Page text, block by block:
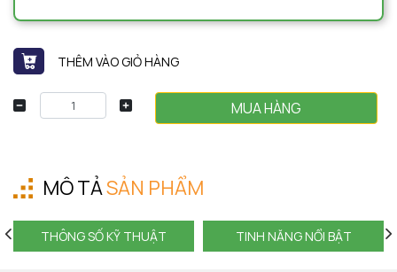
THÊM VÀO GIỎ HÀNG
MUA HÀNG
MÔ TẢSẢN PHẨM
THÔNG SỐ KỸ THUẬT TINH NĂNG NỔI BẬT